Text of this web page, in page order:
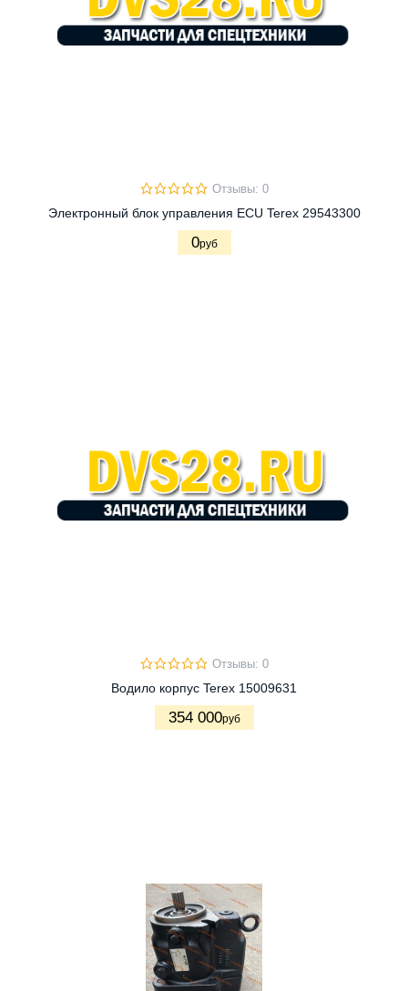
Отзывы: 0
Электронный блок управления ECU Terex 29543300
0руб
Отзывы: 0
Водило корпус Terex 15009631
354 000руб